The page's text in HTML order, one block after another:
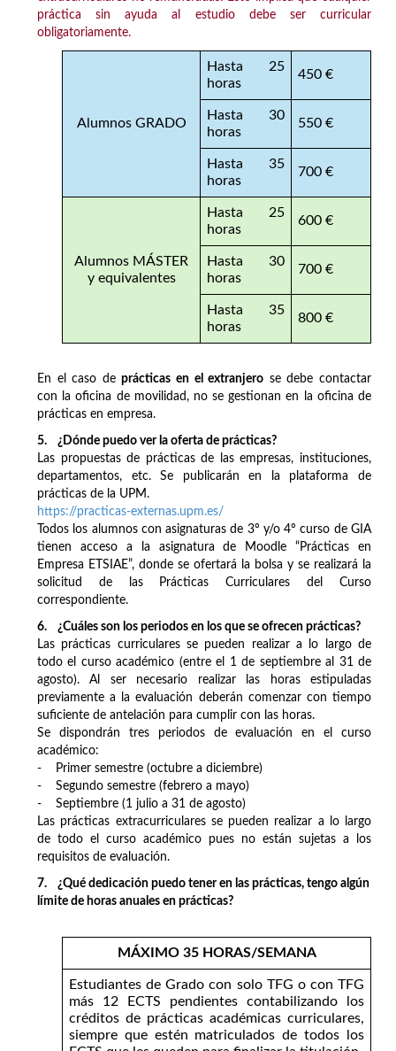
práctica sin ayuda al estudio debe ser curricular
obligatoriamente.
Alumnos GRADO
Hasta 25
horas
450 €
Hasta 30
horas
550 €
Hasta 35
horas
700 €
Alumnos MÁSTER
y equivalentes
Hasta 25
horas
600 €
Hasta 30
horas
700 €
Hasta 35
horas
800 €
En el caso deprácticas en el extranjero se debe contactar
con la oficina de movilidad, no se gestionan en la oficina de
prácticas en empresa.
5. ¿Dónde puedo ver la oferta de prácticas?
Las propuestas de prácticas de las empresas, instituciones,
departamentos, etc. Se publicarán en la plataforma de
prácticas de la UPM.
https://practicas-externas.upm.es/
Todos los alumnos con asignaturas de 3º y/o 4º curso de GIA
tienen acceso a la asignatura de Moodle “Prácticas en
Empresa ETSIAE”, donde se ofertará la bolsa y se realizará la
solicitud de las Prácticas Curriculares del Curso
correspondiente.
6. ¿Cuáles son los periodos en los que se ofrecen prácticas?
Las prácticas curriculares se pueden realizar a lo largo de
todo el curso académico (entre el 1 de septiembre al 31 de
agosto). Al ser necesario realizar las horas estipuladas
previamente a la evaluación deberán comenzar con tiempo
suficiente de antelación para cumplir con las horas.
Se dispondrán tres periodos de evaluación en el curso
académico:
- Primer semestre (octubre a diciembre)
- Segundo semestre (febrero a mayo)
- Septiembre (1 julio a 31 de agosto)
Las prácticas extracurriculares se pueden realizar a lo largo
de todo el curso académico pues no están sujetas a los
requisitos de evaluación.
7. ¿Qué dedicación puedo tener en las prácticas, tengo algún
límite de horas anuales en prácticas?
MÁXIMO 35 HORAS/SEMANA
Estudiantes de Grado con solo TFG o con TFG
más 12 ECTS pendientes contabilizando los
créditos de prácticas académicas curriculares,
siempre que estén matriculados de todos los